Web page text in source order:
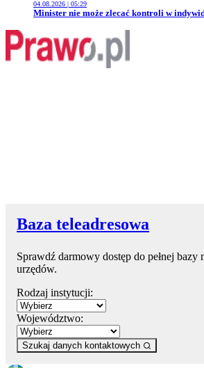
04.08.2026 | 05:29
Przejdź do artykułu:
Minister nie może zlecać kontroli w
Baza teleadresowa
Sprawdź darmowy dostęp do pełnej bazy
urzędów.
Rodzaj instytucji:
Województwo:
Szukaj danych kontaktowych